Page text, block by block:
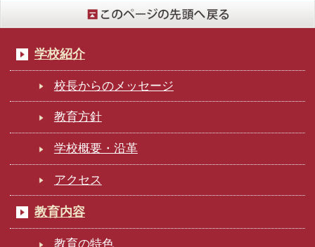
学校紹介
校長からのメッセージ
教育方針
学校概要・沿革
アクセス
教育内容
教育の特色